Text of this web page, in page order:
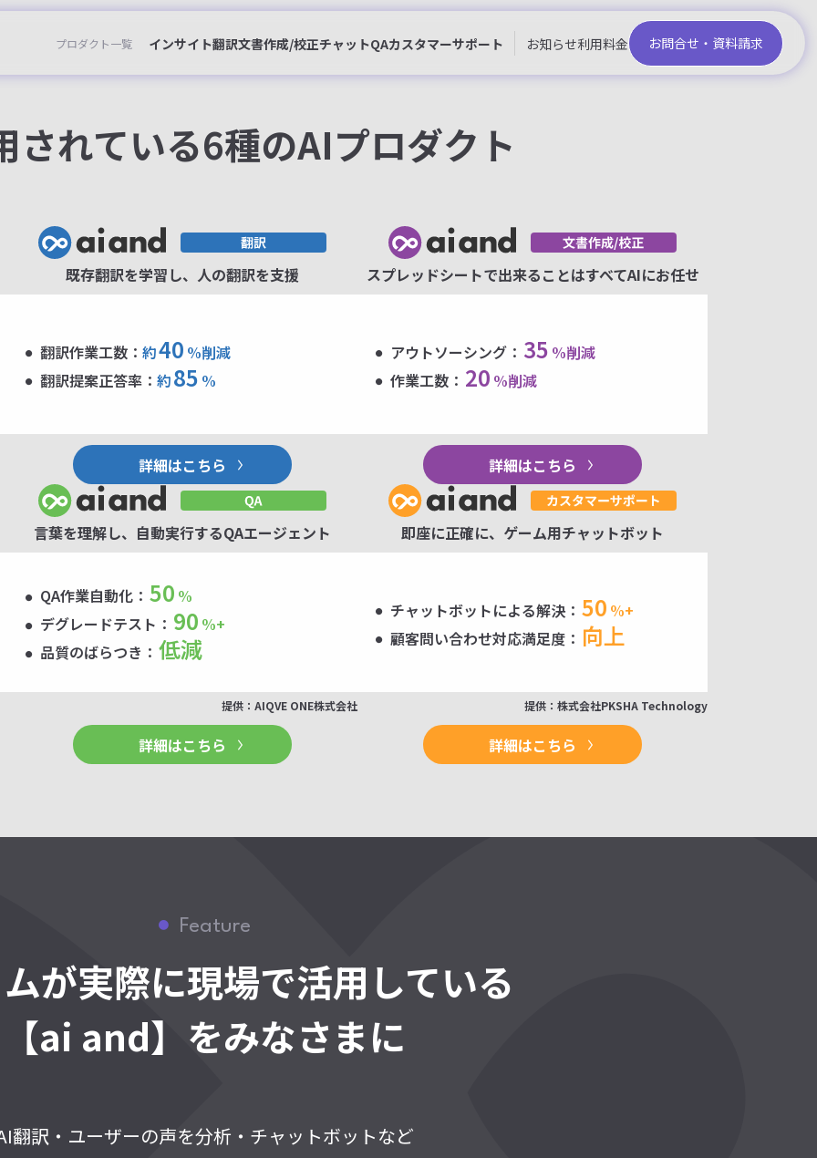
プロダクト一覧 インサイト翻訳文書作成/校正チャットQAカスタマーサポート お知らせ利用料金 お問合せ・資料請求
用SaaS
されている6種のAIプロダクト
既存翻訳を学習し、人の翻訳を支援
翻訳作業工数： 約40 %削減
翻訳提案正答率： 約85 %
詳細はこちら
スプレッドシートで出来ることはすべてAIにお任せ
アウトソーシング： 35 %削減
作業工数： 20 %削減
詳細はこちら
言葉を理解し、自動実行するQAエージェント
QA作業自動化： 50 %
デグレードテスト： 90 %+
品質のばらつき： 低減
提供：AIQVE ONE株式会社
詳細はこちら
即座に正確に、ゲーム用チャットボット
チャットボットによる解決： 50 %+
顧客問い合わせ対応満足度： 向上
提供：株式会社PKSHA Technology
詳細はこちら
Feature
が実際に現場で活用している
【ai and】をみなさまに
翻訳・ユーザーの声を分析・チャットボットなど